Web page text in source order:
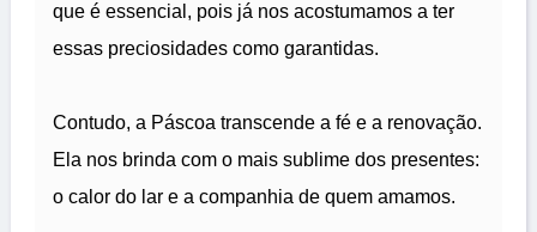
que é essencial, pois já nos acostumamos a ter
essas preciosidades como garantidas.
Contudo, a Páscoa transcende a fé e a renovação.
Ela nos brinda com o mais sublime dos presentes:
o calor do lar e a companhia de quem amamos.